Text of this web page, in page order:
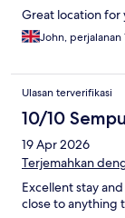
Great location
John, perjalanan
Ulasan terverifikasi
10/10
19 Apr 2026
Terjemahkan
Excellent stay
close to anything